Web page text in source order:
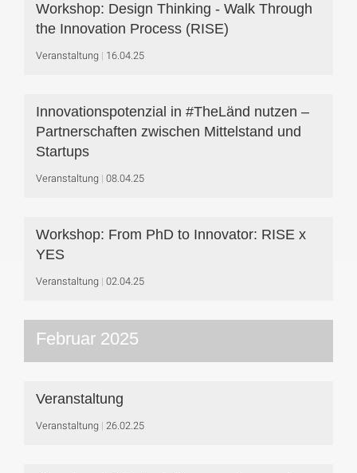
Workshop: Design Thinking - Walk Through
the Innovation Process (RISE)
Veranstaltung 16.04.25
Innovationspotenzial in #TheLänd nutzen –
Partnerschaften zwischen Mittelstand und
Startups
Veranstaltung 08.04.25
Workshop: From PhD to Innovator: RISE x
YES
Veranstaltung 02.04.25
Februar 2025
Veranstaltung
Veranstaltung 26.02.25